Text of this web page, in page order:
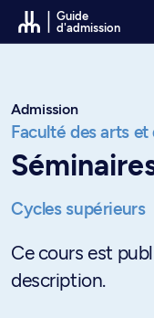
Passer au contenu
Guide
d'admission
Admission
Faculté des arts et
Cycles supérieurs
Ce cours est
description.